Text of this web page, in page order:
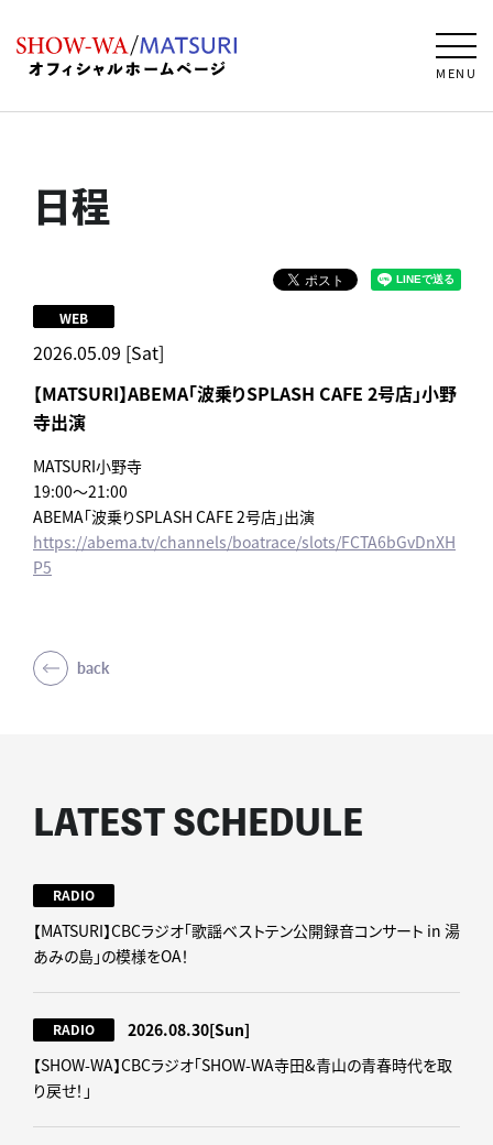
MENU
日程
2026.05.09 [Sat]
WEB
【MATSURI】ABEMA「波乗りSPLASH CAFE 2号店」小野
寺出演
MATSURI小野寺
19:00～21:00
ABEMA「波乗りSPLASH CAFE 2号店」出演
https://abema.tv/channels/boatrace/slots/FCTA6bGvDnXH
P5
back
LATEST SCHEDULE
RADIO
【MATSURI】CBCラジオ「歌謡ベストテン公開録音コンサート in 湯
あみの島」の模様をOA！
RADIO 2026.08.30[Sun]
【SHOW-WA】CBCラジオ｢SHOW-WA寺田&青山の青春時代を取
り戻せ！｣